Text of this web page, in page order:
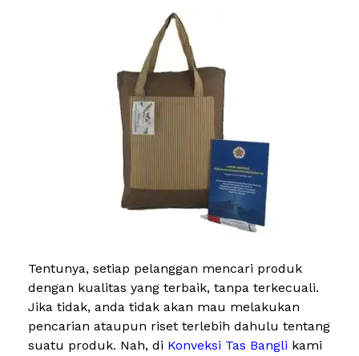
Tentunya, setiap pelanggan mencari produk
dengan kualitas yang terbaik, tanpa terkecuali.
Jika tidak, anda tidak akan mau melakukan
pencarian ataupun riset terlebih dahulu tentang
suatu produk. Nah, di Konveksi Tas Bangli kami